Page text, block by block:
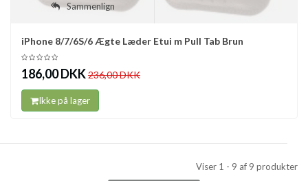
Sammenlign
iPhone 8/7/6S/6 Ægte Læder Etui m Pull Tab Brun
186,00 DKK236,00 DKK
Ikke på lager
Viser 1 - 9 af 9 produkter